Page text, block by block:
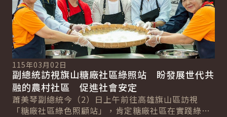
115年03月02日
副總統訪視旗山糖廠社區綠照站 盼發展世代共
融的農村社區 促進社會安定
蕭美琴副總統今（2）日上午前往高雄旗山區訪視
「糖廠社區綠色照顧站」，肯定糖廠社區在實踐綠色